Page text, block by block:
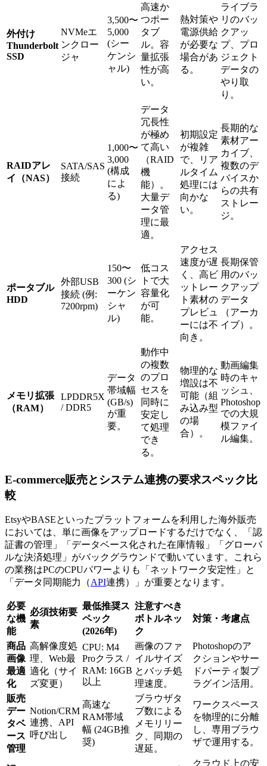
外付け
Thunderbolt
SSD
NVMeエ
ンクロー
ジャ
3,500〜
5,000
(シー
ケンシ
ャル)
高速か
つポー
タブ
ル。容
量拡張
性が高
い。
熱対策や
電源供給
が必要な
場合があ
る。
ライブラ
リのバッ
クアッ
プ、プロ
ジェクト
データの
やり取
り。
RAIDアレ
イ（NAS）
SATA/SAS
接続
1,000〜
3,000
(構成
によ
る)
データ
冗長性
が極め
て高い
（RAID
機
能）。
大量デ
ータ管
理に最
適。
初期設定
が複雑
で、リア
ルタイム
処理には
向かな
い。
長期的な
素材アー
カイブ、
複数のデ
バイスか
らの共有
ストレー
ジ。
ポータブル
HDD
外部USB
接続 (例:
7200rpm)
150〜
300 (シ
ーケン
シャ
ル)
低コス
トで大
容量化
が可
能。
アクセス
速度が遅
く、高ビ
ットレー
ト素材の
プレビュ
ーには不
向き。
長期保管
用のバッ
クアップ
データ
（アーカ
イブ）。
メモリ拡張
（RAM）
LPDDR5X
/ DDR5
データ
帯域幅
(GB/s)
が重
要。
動作中
の複数
のプロ
セスを
同時に
安定し
て処理
でき
る。
物理的な
増設は不
可能（組
み込み型
の場
合）。
動画編集
時のキャ
ッシュ、
Photoshop
での大規
模ファイ
ル編集。
E-commerce販売とシステム連携の要求スペック比
較
EtsyやBASEといったプラットフォームを利用した海外販売
においては、単に画像をアップロードするだけでなく、「認
証書の管理」「データベース化された在庫情報」「グローバ
ルな決済処理」がバックグラウンドで動いています。これら
の業務はPCのCPUパワーよりも「ネットワーク安定性」と
「データ同期能力（API連携）」が重要となります。
必要
な機
能
必須技術要
素
最低推奨ス
ペック
(2026年)
注意すべき
ボトルネッ
ク
対策・考慮点
商品
画像
最適
化
高解像度処
理、Web最
適化（サイ
ズ変更）
CPU: M4
Proクラス /
RAM: 16GB
以上
画像のファ
イルサイズ
とバッチ処
理速度。
Photoshopのア
クションやサー
ドパーティ製プ
ラグイン活用。
販売
デー
タベ
ース
管理
Notion/CRM
連携、API
呼び出し
高速な
RAM帯域
幅 (24GB推
奨)
ブラウザタ
ブ数による
メモリリー
ク、同期の
遅延。
ワークスペース
を物理的に分離
し、専用ブラウ
ザで運用する。
クラウド上の安